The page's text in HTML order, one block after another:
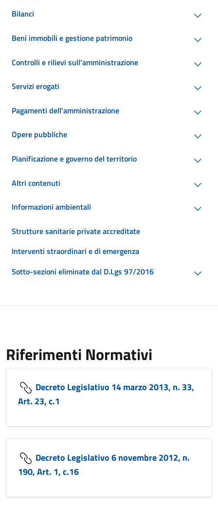
Bilanci
Beni immobili e gestione patrimonio
Controlli e rilievi sull'amministrazione
Servizi erogati
Pagamenti dell'amministrazione
Opere pubbliche
Pianificazione e governo del territorio
Altri contenuti
Informazioni ambientali
Strutture sanitarie private accreditate
Interventi straordinari e di emergenza
Sotto-sezioni eliminate dal D.Lgs 97/2016
Riferimenti Normativi
Decreto Legislativo 14 marzo 2013, n. 33,
Art. 23, c.1
Decreto Legislativo 6 novembre 2012, n.
190, Art. 1, c.16